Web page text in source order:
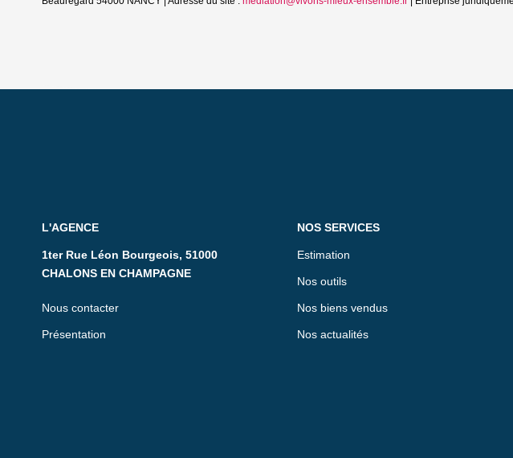
L'AGENCE
1ter Rue Léon Bourgeois, 51000
CHALONS EN CHAMPAGNE
Nous contacter
Présentation
NOS SERVICES
Estimation
Nos outils
Nos biens vendus
Nos actualités